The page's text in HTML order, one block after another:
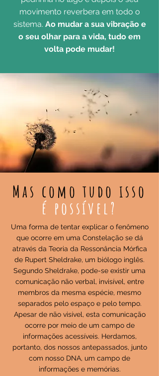
movimento reverbera em todo o
sistema. Ao mudar a sua vibração e
o seu olhar para a vida, tudo em
volta pode mudar!
Mas como tudo isso
é possível?
Uma forma de tentar explicar o fenômeno
que ocorre em uma Constelação se dá
através da Teoria da Ressonância Mórfica
de Rupert Sheldrake, um biólogo inglês.
Segundo Sheldrake, pode-se existir uma
comunicação não verbal, invisível, entre
membros da mesma espécie, mesmo
separados pelo espaço e pelo tempo.
Apesar de não visível, esta comunicação
ocorre por meio de um campo de
informações acessíveis. Herdamos,
portanto, dos nossos antepassados, junto
com nosso DNA, um campo de
informações e memórias.